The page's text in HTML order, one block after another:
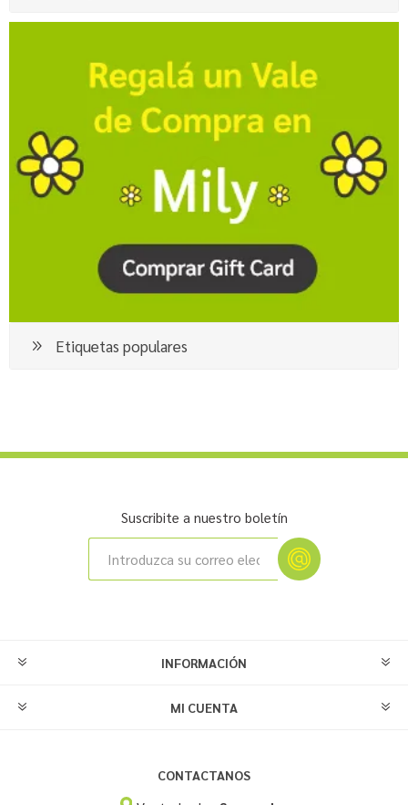
Etiquetas populares
Suscribite a nuestro boletín
INFORMACIÓN
MI CUENTA
CONTACTANOS